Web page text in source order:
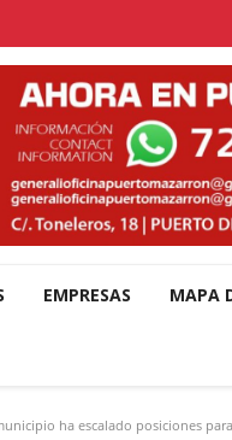
EMPRESAS MAPA
ha escalado posiciones